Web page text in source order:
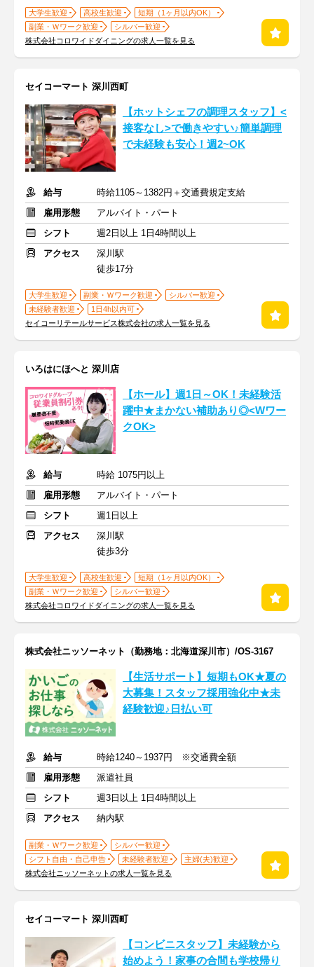
大学生歓迎 高校生歓迎
短期（1ヶ月以内OK）
副業・Ｗワーク歓迎
シルバー歓迎
株式会社コロワイドダイニングの求人一覧を見る
セイコーマート 深川西町
【ホットシェフの調理スタッフ】<
接客なし>で働きやすい♪簡単調理
で未経験も安心！週2~OK
給与
時給1105～1382円＋交通費規定支給
雇用形態
アルバイト・パート
シフト
週2日以上 1日4時間以上
アクセス
深川駅
徒歩17分
大学生歓迎 副業・Ｗワーク歓迎
シルバー歓迎
未経験者歓迎
1日4h以内可
セイコーリテールサービス株式会社の求人一覧を見る
いろはにほへと 深川店
【ホール】週1日～OK！未経験活
躍中★まかない補助あり◎<Wワー
クOK>
給与
時給 1075円以上
雇用形態
アルバイト・パート
シフト
週1日以上
アクセス
深川駅
徒歩3分
大学生歓迎 高校生歓迎
短期（1ヶ月以内OK）
副業・Ｗワーク歓迎
シルバー歓迎
株式会社コロワイドダイニングの求人一覧を見る
株式会社ニッソーネット（勤務地：北海道深川市）/OS-3167
【生活サポート】短期もOK★夏の
大募集！スタッフ採用強化中★未
経験歓迎♪日払い可
給与
時給1240～1937円 ※交通費全額
雇用形態
派遣社員
シフト
週3日以上 1日4時間以上
アクセス
納内駅
副業・Ｗワーク歓迎
シルバー歓迎
シフト自由・自己申告
未経験者歓迎
主婦(夫)歓迎
株式会社ニッソーネットの求人一覧を見る
セイコーマート 深川西町
【コンビニスタッフ】未経験から
始めよう！家事の合間も学校帰り